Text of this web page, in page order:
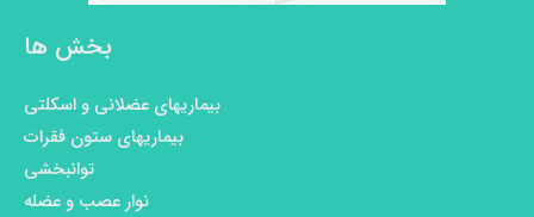
بخش ها
بیماریهای عضلانی و اسکلتی
بیماریهای ستون فقرات
توانبخشی
نوار عصب و عضله